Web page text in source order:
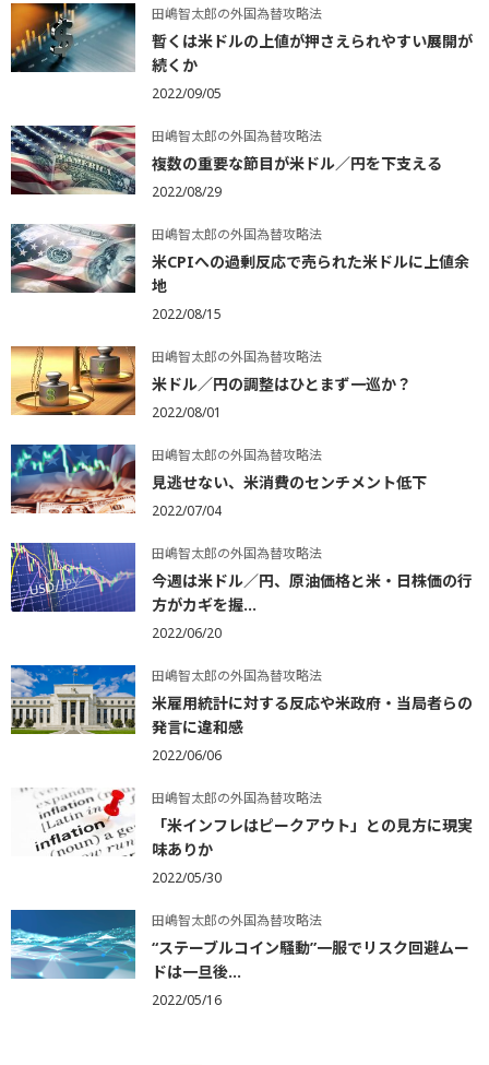
田嶋智太郎の外国為替攻略法
暫くは米ドルの上値が押さえられやすい展開が
続くか
2022/09/05
田嶋智太郎の外国為替攻略法
複数の重要な節目が米ドル／円を下支える
2022/08/29
田嶋智太郎の外国為替攻略法
米CPIへの過剰反応で売られた米ドルに上値余
地
2022/08/15
田嶋智太郎の外国為替攻略法
米ドル／円の調整はひとまず一巡か？
2022/08/01
田嶋智太郎の外国為替攻略法
見逃せない、米消費のセンチメント低下
2022/07/04
田嶋智太郎の外国為替攻略法
今週は米ドル／円、原油価格と米・日株価の行
方がカギを握...
2022/06/20
田嶋智太郎の外国為替攻略法
米雇用統計に対する反応や米政府・当局者らの
発言に違和感
2022/06/06
田嶋智太郎の外国為替攻略法
「米インフレはピークアウト」との見方に現実
味ありか
2022/05/30
田嶋智太郎の外国為替攻略法
“ステーブルコイン騒動”一服でリスク回避ムー
ドは一旦後...
2022/05/16